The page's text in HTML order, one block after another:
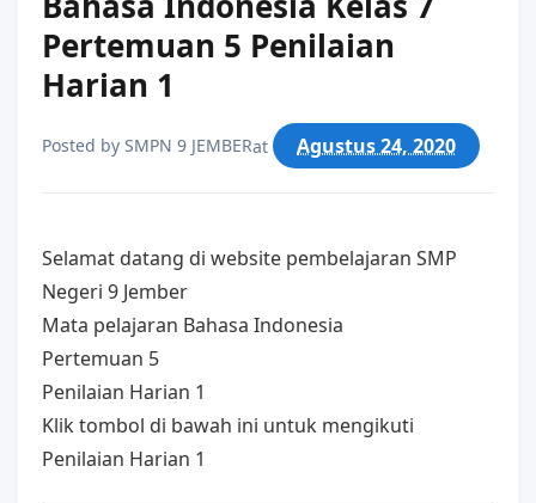
Pertemuan 5 Penilaian
Harian 1
Selamat datang di website pembelajaran SMP
Negeri 9 Jember
Mata pelajaran Bahasa Indonesia
Pertemuan 5
Penilaian Harian 1
Klik tombol di bawah ini untuk mengikuti
Penilaian Harian 1
Posted by SMPN 9 JEMBERat Agustus 24, 2020